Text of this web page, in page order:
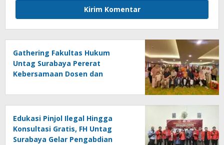
Gathering Fakultas Hukum
Untag Surabaya Pererat
Kebersamaan Dosen dan
Bali Overland Trip 2026
Edukasi Pinjol Ilegal Hingga
Konsultasi Gratis, FH Untag
Surabaya Gelar Pengabdian